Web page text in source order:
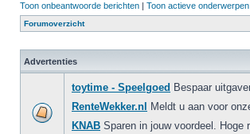
Toon onbeantwoorde berichten | Toon actieve onderwerpen
Forumoverzicht
Advertenties